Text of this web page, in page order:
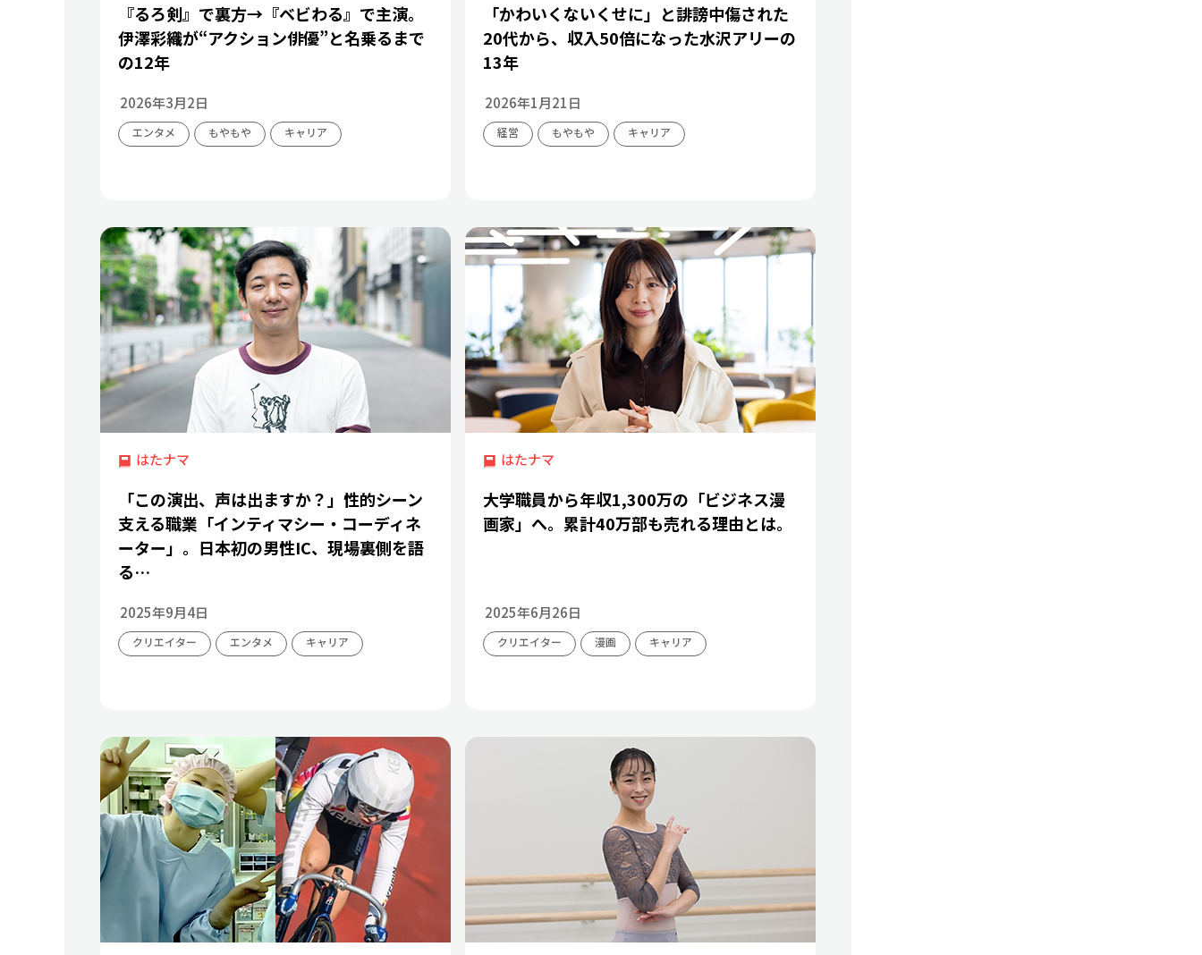
『るろ剣』で裏方→『ベビわる』で主演。
伊澤彩織が“アクション俳優”と名乗るまで
の12年
2026年3月2日
エンタメ もやもや キャリア
「かわいくないくせに」と誹謗中傷された
20代から、収入50倍になった水沢アリーの
13年
2026年1月21日
経営 もやもや キャリア
はたナマ
「この演出、声は出ますか？」性的シーン
支える職業「インティマシー・コーディネ
ーター」。日本初の男性IC、現場裏側を語
る…
2025年9月4日
クリエイター エンタメ キャリア
はたナマ
大学職員から年収1,300万の「ビジネス漫
画家」へ。累計40万部も売れる理由とは。
2025年6月26日
クリエイター 漫画 キャリア